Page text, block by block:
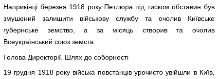
Наприкінці березня 1918 року Петлюра під тиском обставин був
змушений залишити військову службу та очолив Київське
губернське земство, а за місяць створив та очолив
Всеукраїнський союз земств.
Голова Директорії. Шлях до соборності
19 грудня 1918 року війська повстанців урочисто увійшли в Київ,